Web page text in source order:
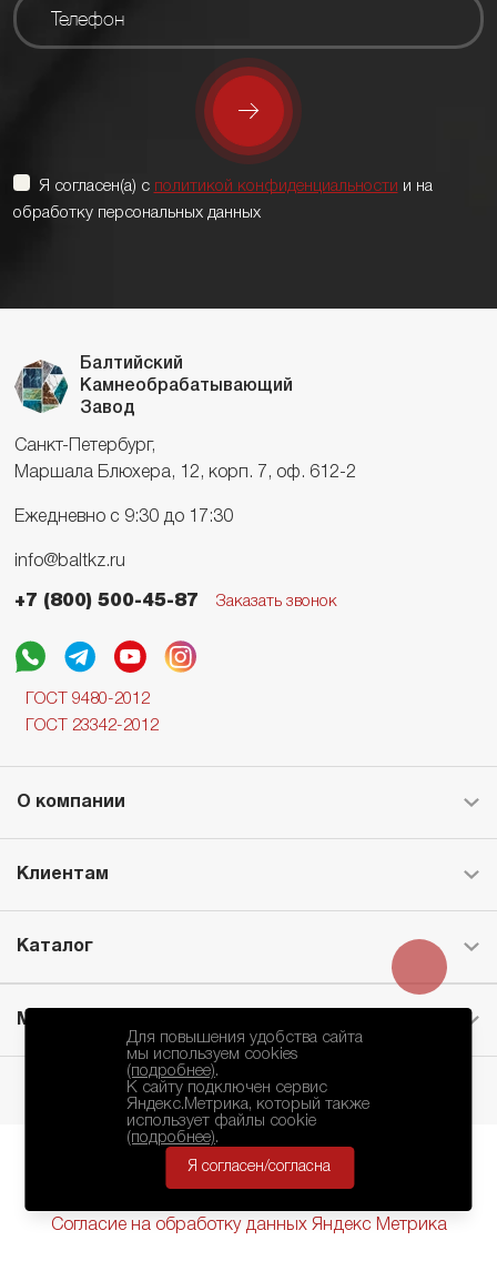
Я согласен(а) с политикой конфиденциальности и на
обработку персональных данных
Балтийский
Камнеобрабатывающий
Завод
Санкт-Петербург,
Маршала Блюхера, 12, корп. 7, оф. 612-2
Ежедневно с 9:30 до 17:30
info@baltkz.ru
+7 (800) 500-45-87 Заказать звонок
ГОСТ 9480-2012
ГОСТ 23342-2012
О компании
Клиентам
Каталог
Месторождение
Согласие на обработку данных Яндекс Метрика
Для повышения удобства сайта
мы используем cookies
(подробнее).
К сайту подключен сервис
Яндекс.Метрика, который также
использует файлы cookie
(подробнее).
Я согласен/согласна